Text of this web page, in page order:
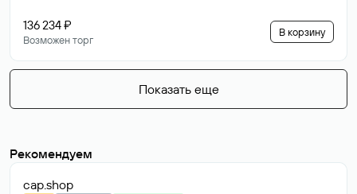
136 234 ₽
Возможен торг
В корзину
Показать еще
Рекомендуем
сар.shop